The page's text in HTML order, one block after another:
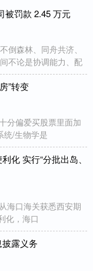
被罚款 2.45 万元
倒森林、同舟共济、
不论是协调能力、配
”转变
分偏爱买股票里面加
统/生物学是
化 实行“分批出岛、
海口海关获悉西安期
化，海口
露义务